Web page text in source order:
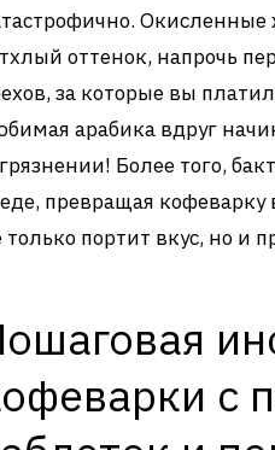
оттенок, напрочь
за которые вы
арабика вдруг
Более того,
превращая
только портит вкус, но и
с